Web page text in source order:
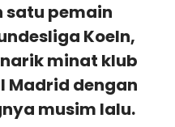
satu pemain
Koeln,
minat klub
Madrid dengan
musim lalu.